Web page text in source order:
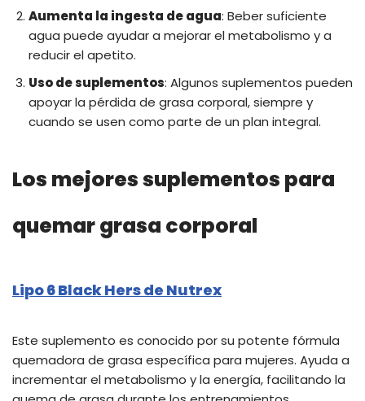
Aumenta la ingesta de agua: Beber suficiente
agua puede ayudar a mejorar el metabolismo y a
reducir el apetito.
Uso de suplementos: Algunos suplementos pueden
apoyar la pérdida de grasa corporal, siempre y
cuando se usen como parte de un plan integral.
Los mejores suplementos para
quemar grasa corporal
Lipo 6 Black Hers de Nutrex
Este suplemento es conocido por su potente fórmula
quemadora de grasa específica para mujeres. Ayuda a
incrementar el metabolismo y la energía, facilitando la